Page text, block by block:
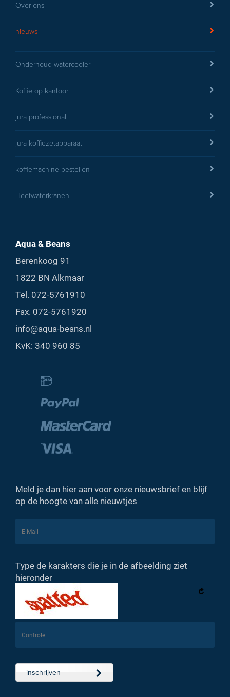
Over ons
nieuws
Onderhoud watercooler
Koffie op kantoor
jura professional
jura koffiezetapparaat
koffiemachine bestellen
Heetwaterkranen
Aqua & Beans
Berenkoog 91
1822 BN Alkmaar
Tel. 072-5761910
Fax. 072-5761920
info@aqua-beans.nl
KvK: 340 960 85
Meld je dan hier aan voor onze nieuwsbrief en blijf
op de hoogte van alle nieuwtjes
Type de karakters die je in de afbeelding ziet
hieronder
inschrijven